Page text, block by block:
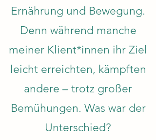
Ernährung und Bewegung.
Denn während manche
meiner Klient*innen ihr Ziel
leicht erreichten, kämpften
andere – trotz großer
Bemühungen. Was war der
Unterschied?